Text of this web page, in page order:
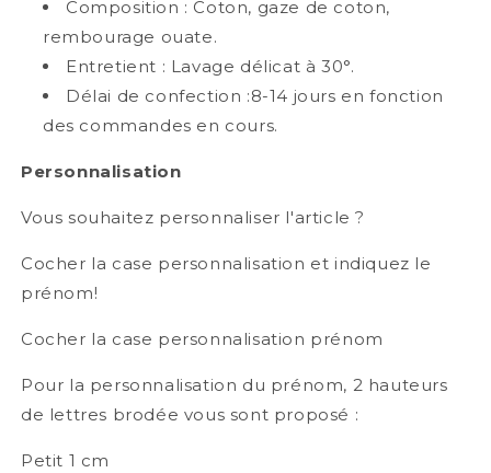
Composition : Coton, gaze de coton,
rembourage ouate.
Entretient : Lavage délicat à 30°.
Délai de confection :8-14 jours en fonction
des commandes en cours.
Personnalisation
Vous souhaitez personnaliser l'article ?
Cocher la case personnalisation et indiquez le
prénom!
Cocher la case personnalisation prénom
Pour la personnalisation du prénom, 2 hauteurs
de lettres brodée vous sont proposé :
Petit 1 cm